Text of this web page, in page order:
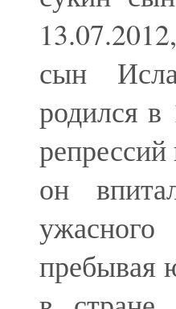
сын
родился в
он
пребывая